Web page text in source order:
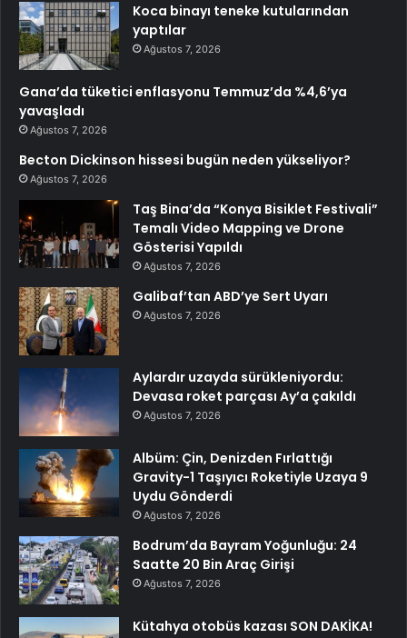
Koca binayı teneke kutularından
yaptılar
Ağustos 7, 2026
Gana’da tüketici enflasyonu Temmuz’da %4,6’ya
yavaşladı
Ağustos 7, 2026
Becton Dickinson hissesi bugün neden yükseliyor?
Ağustos 7, 2026
Taş Bina’da “Konya Bisiklet Festivali”
Temalı Video Mapping ve Drone
Gösterisi Yapıldı
Ağustos 7, 2026
Galibaf’tan ABD’ye Sert Uyarı
Ağustos 7, 2026
Aylardır uzayda sürükleniyordu:
Devasa roket parçası Ay’a çakıldı
Ağustos 7, 2026
Albüm: Çin, Denizden Fırlattığı
Gravity-1 Taşıyıcı Roketiyle Uzaya 9
Uydu Gönderdi
Ağustos 7, 2026
Bodrum’da Bayram Yoğunluğu: 24
Saatte 20 Bin Araç Girişi
Ağustos 7, 2026
Kütahya otobüs kazası SON DAKİKA!